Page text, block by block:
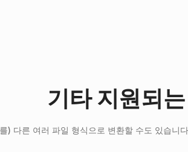
기타 지원되
) 다른 여러 파일 형식으로 변환할 수도 있습니